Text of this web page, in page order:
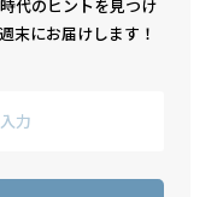
代のヒントを見つけ
末にお届けします！